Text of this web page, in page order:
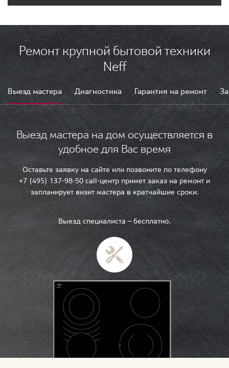
Ремонт крупной бытовой техники
Neff
Выезд мастера Диагностика Гарантия на ремонт
Выезд мастера на дом осуществляется в
удобное для Вас время
Оставьте заявку на сайте или позвоните по телефону
+7 (495) 137-98-50 call-центр примет заказ на ремонт и
запланирует визит мастера в кратчайшие сроки.
Выезд специалиста — бесплатно.